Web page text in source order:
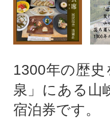
1300年の歴
泉」にある山
宿泊券です。